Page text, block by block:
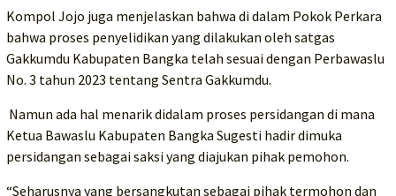
Kompol Jojo juga menjelaskan bahwa di dalam Pokok Perkara
bahwa proses penyelidikan yang dilakukan oleh satgas
Gakkumdu Kabupaten Bangka telah sesuai dengan Perbawaslu
No. 3 tahun 2023 tentang Sentra Gakkumdu.
Namun ada hal menarik didalam proses persidangan di mana
Ketua Bawaslu Kabupaten Bangka Sugesti hadir dimuka
persidangan sebagai saksi yang diajukan pihak pemohon.
“Seharusnya yang bersangkutan sebagai pihak termohon dan